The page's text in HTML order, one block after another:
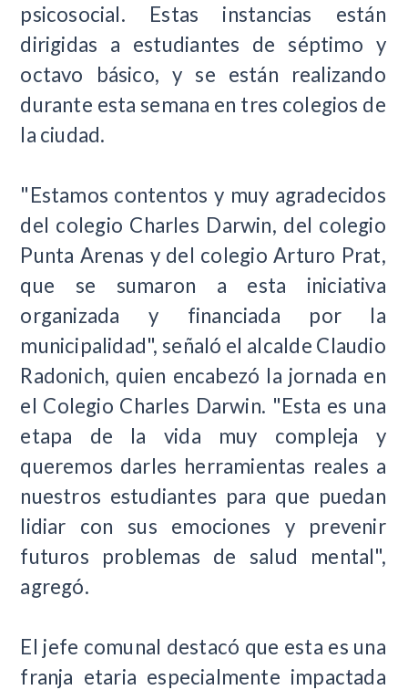
psicosocial. Estas instancias están
dirigidas a estudiantes de séptimo y
octavo básico, y se están realizando
durante esta semana en tres colegios de
la ciudad.
"Estamos contentos y muy agradecidos
del colegio Charles Darwin, del colegio
Punta Arenas y del colegio Arturo Prat,
que se sumaron a esta iniciativa
organizada y financiada por la
municipalidad", señaló el alcalde Claudio
Radonich, quien encabezó la jornada en
el Colegio Charles Darwin. "Esta es una
etapa de la vida muy compleja y
queremos darles herramientas reales a
nuestros estudiantes para que puedan
lidiar con sus emociones y prevenir
futuros problemas de salud mental",
agregó.
El jefe comunal destacó que esta es una
franja etaria especialmente impactada